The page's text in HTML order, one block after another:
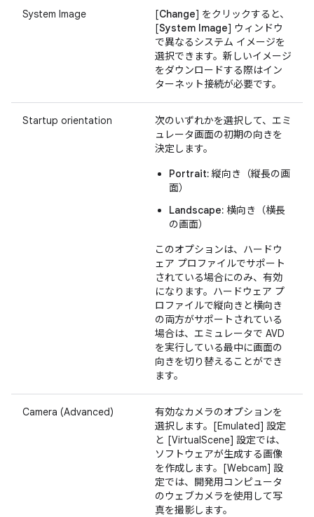
System Image [Change] をクリックすると、
[System Image] ウィンドウ
で異なるシステム イメージを
選択できます。新しいイメージ
をダウンロードする際はイン
ターネット接続が必要です。
Startup orientation
次のいずれかを選択して、エミ
ュレータ画面の初期の向きを
決定します。
Portrait: 縦向き（縦長の画
面）
Landscape: 横向き（横長
の画面）
このオプションは、ハードウ
ェア プロファイルでサポート
されている場合にのみ、有効
になります。ハードウェア プ
ロファイルで縦向きと横向き
の両方がサポートされている
場合は、エミュレータで AVD
を実行している最中に画面の
向きを切り替えることができ
ます。
Camera (Advanced)
有効なカメラのオプションを
選択します。[Emulated] 設定
と [VirtualScene] 設定では、
ソフトウェアが生成する画像
を作成します。[Webcam] 設
定では、開発用コンピュータ
のウェブカメラを使用して写
真を撮影します。